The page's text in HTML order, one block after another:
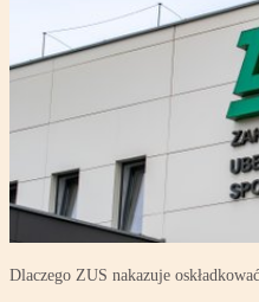
Dlaczego ZUS nakazuje